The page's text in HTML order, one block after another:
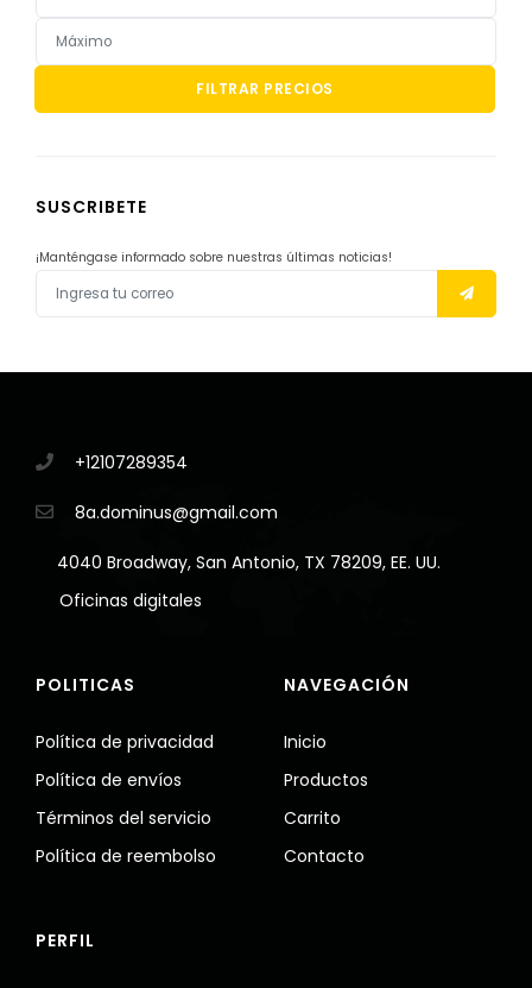
FILTRAR PRECIOS
SUSCRIBETE
¡Manténgase informado sobre nuestras últimas noticias!
+12107289354
8a.dominus@gmail.com
4040 Broadway, San Antonio, TX 78209, EE. UU.
Oficinas digitales
POLITICAS
Política de privacidad
Política de envíos
Términos del servicio
Política de reembolso
NAVEGACIÓN
Inicio
Productos
Carrito
Contacto
PERFIL